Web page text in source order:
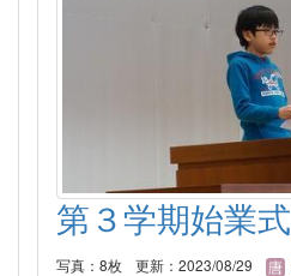
第３学期始業式
写真：8枚 更新：2023/08/29